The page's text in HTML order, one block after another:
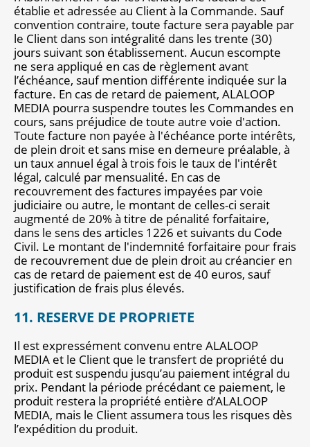
établie et adressée au Client à la Commande. Sauf
convention contraire, toute facture sera payable par
le Client dans son intégralité dans les trente (30)
jours suivant son établissement. Aucun escompte
ne sera appliqué en cas de règlement avant
l’échéance, sauf mention différente indiquée sur la
facture. En cas de retard de paiement, ALALOOP
MEDIA pourra suspendre toutes les Commandes en
cours, sans préjudice de toute autre voie d'action.
Toute facture non payée à l'échéance porte intérêts,
de plein droit et sans mise en demeure préalable, à
un taux annuel égal à trois fois le taux de l'intérêt
légal, calculé par mensualité. En cas de
recouvrement des factures impayées par voie
judiciaire ou autre, le montant de celles-ci serait
augmenté de 20% à titre de pénalité forfaitaire,
dans le sens des articles 1226 et suivants du Code
Civil. Le montant de l'indemnité forfaitaire pour frais
de recouvrement due de plein droit au créancier en
cas de retard de paiement est de 40 euros, sauf
justification de frais plus élevés.
11. RESERVE DE PROPRIETE
Il est expressément convenu entre ALALOOP
MEDIA et le Client que le transfert de propriété du
produit est suspendu jusqu’au paiement intégral du
prix. Pendant la période précédant ce paiement, le
produit restera la propriété entière d’ALALOOP
MEDIA, mais le Client assumera tous les risques dès
l’expédition du produit.